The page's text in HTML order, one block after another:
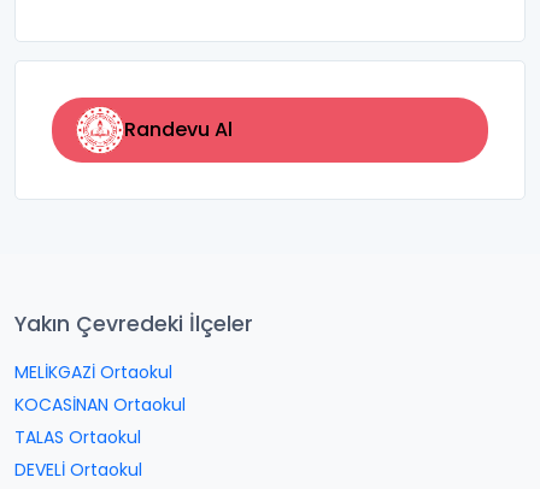
Randevu Al
Yakın Çevredeki İlçeler
MELİKGAZİ Ortaokul
KOCASİNAN Ortaokul
TALAS Ortaokul
DEVELİ Ortaokul